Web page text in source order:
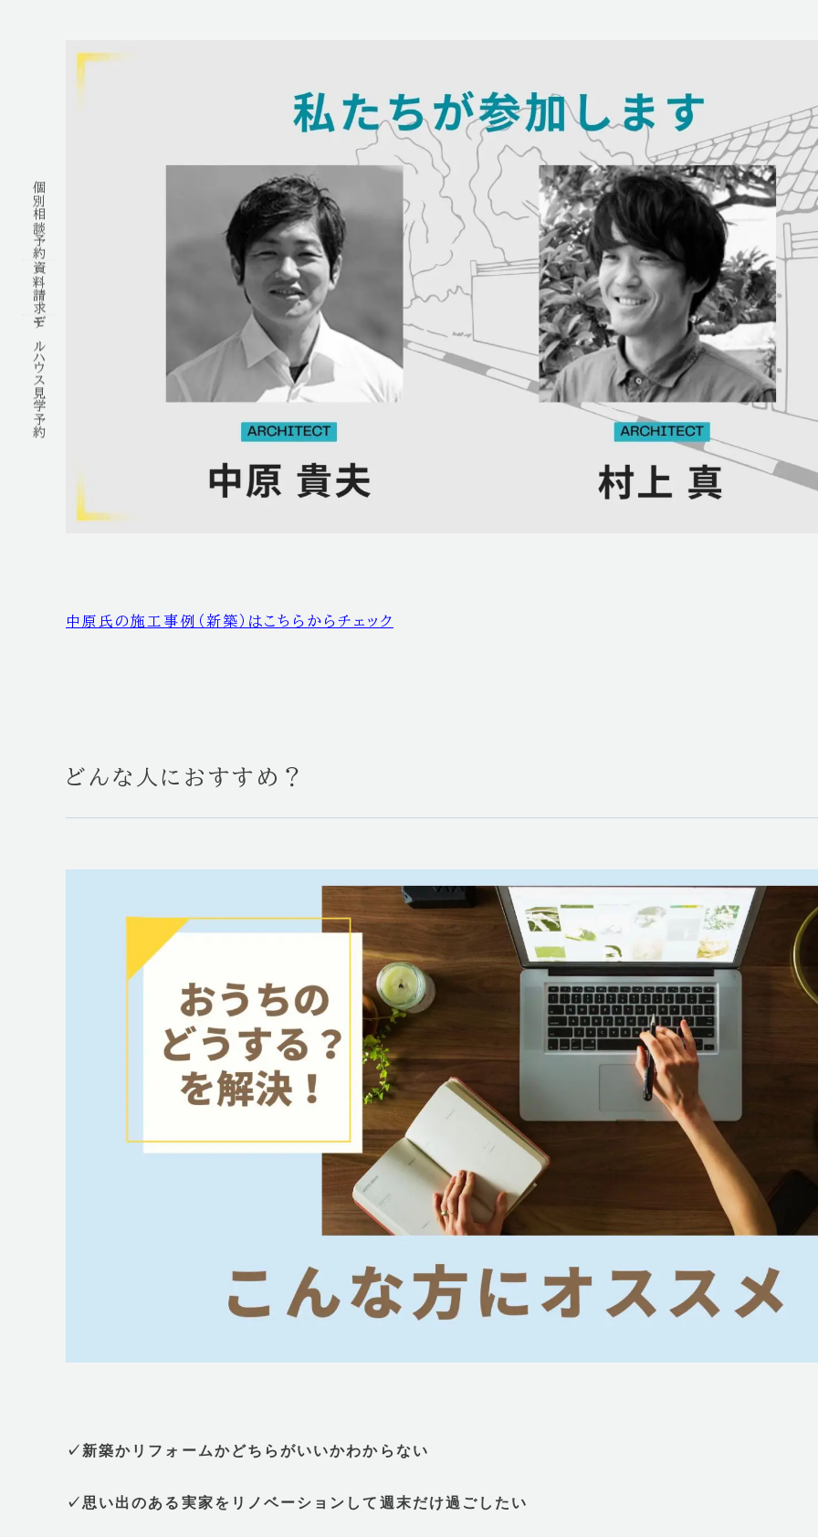
個別相談予約
資料請求
モデルハウス見学予約
中原氏の施工事例（新築）はこちらからチェック
どんな人におすすめ？
✓新築かリフォームかどちらがいいかわからない
✓思い出のある実家をリノベーションして週末だけ過ごしたい